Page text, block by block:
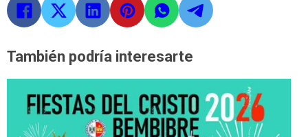
También podría interesarte